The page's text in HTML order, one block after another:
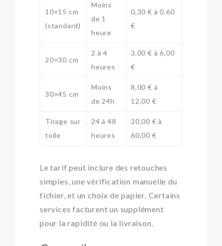
10×15 cm
(standard)
Moins
de 1
heure
0,30 € à 0,60
€
20×30 cm
2 à 4
heures
3,00 € à 6,00
€
30×45 cm
Moins
de 24h
8,00 € à
12,00 €
Tirage sur
toile
24 à 48
heures
20,00 € à
60,00 €
Le tarif peut inclure des retouches
simples, une vérification manuelle du
fichier, et un choix de papier. Certains
services facturent un supplément
pour la rapidité ou la livraison.